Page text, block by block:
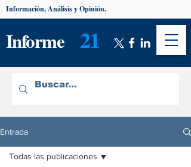
Informe 21
Información, Análisis y Opinión.
Entrada
Todas las publicaciones